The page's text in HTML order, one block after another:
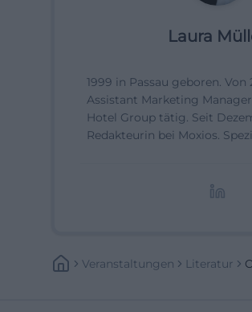
Laura
1999 in Passau geboren. Von
Assistant Marketing
Hotel Group tätig. Seit
Redakteurin bei Moxios.
Veranstaltungen Literatur